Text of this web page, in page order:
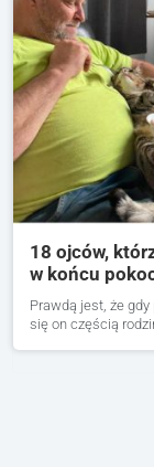
18 ojców,
w końcu
Prawdą jest, że
się on częścią